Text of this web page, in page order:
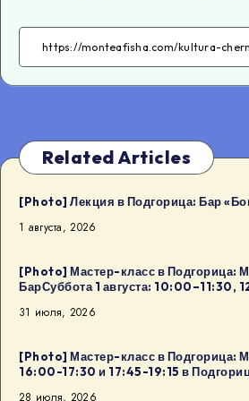
FacebookTwitter
Related Articles
[Photo] Лекция в Подгорица: Бар
1 августа, 2026
[Photo] Мастер-класс в Подгорица:
БарСуббота 1 августа: 10:00–11:30,
31 июля, 2026
[Photo] Мастер-класс в Подгорица:
16:00-17:30 и 17:45-19:15 в
28 июля, 2026